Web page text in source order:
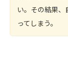
い。その結果、
ってしまう。